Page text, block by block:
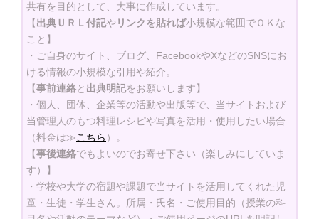
共有を目的として、大事に作成しています。
【出典ＵＲＬ付記やリンクを貼れば小規模な範囲でＯＫな
こと】
・ご自身のサイト、ブログ、FacebookやXなどのSNSにお
ける情報の小規模な引用や紹介。
【事前連絡と 出典明記をお願いします】
・個人、団体、企業等の活動や出版等で、当サイトおよび
当管理人のもつ料理レシピや写真を活用・使用したい場合
（料金は≫こちら ）。
【事後連絡でもよいのでお寄せ下さい（楽しみにしていま
す）】
・学校や大学の宿題や課題で当サイトを活用してくれた児
童・生徒・学生さん。所属・氏名・ご使用目的（授業の科